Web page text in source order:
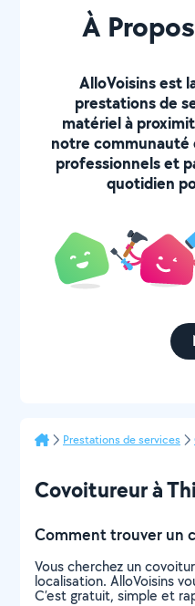
À
AlloVoisins est
prestations de
matériel à
notre communauté
professionnels et
quotidien
Prestations de services
Covoitureur à
Comment trouver un
Vous cherchez un
localisation. AlloVoisins
C’est gratuit, simple et